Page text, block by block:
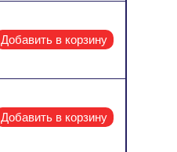
Добавить в корзину
Добавить в корзину